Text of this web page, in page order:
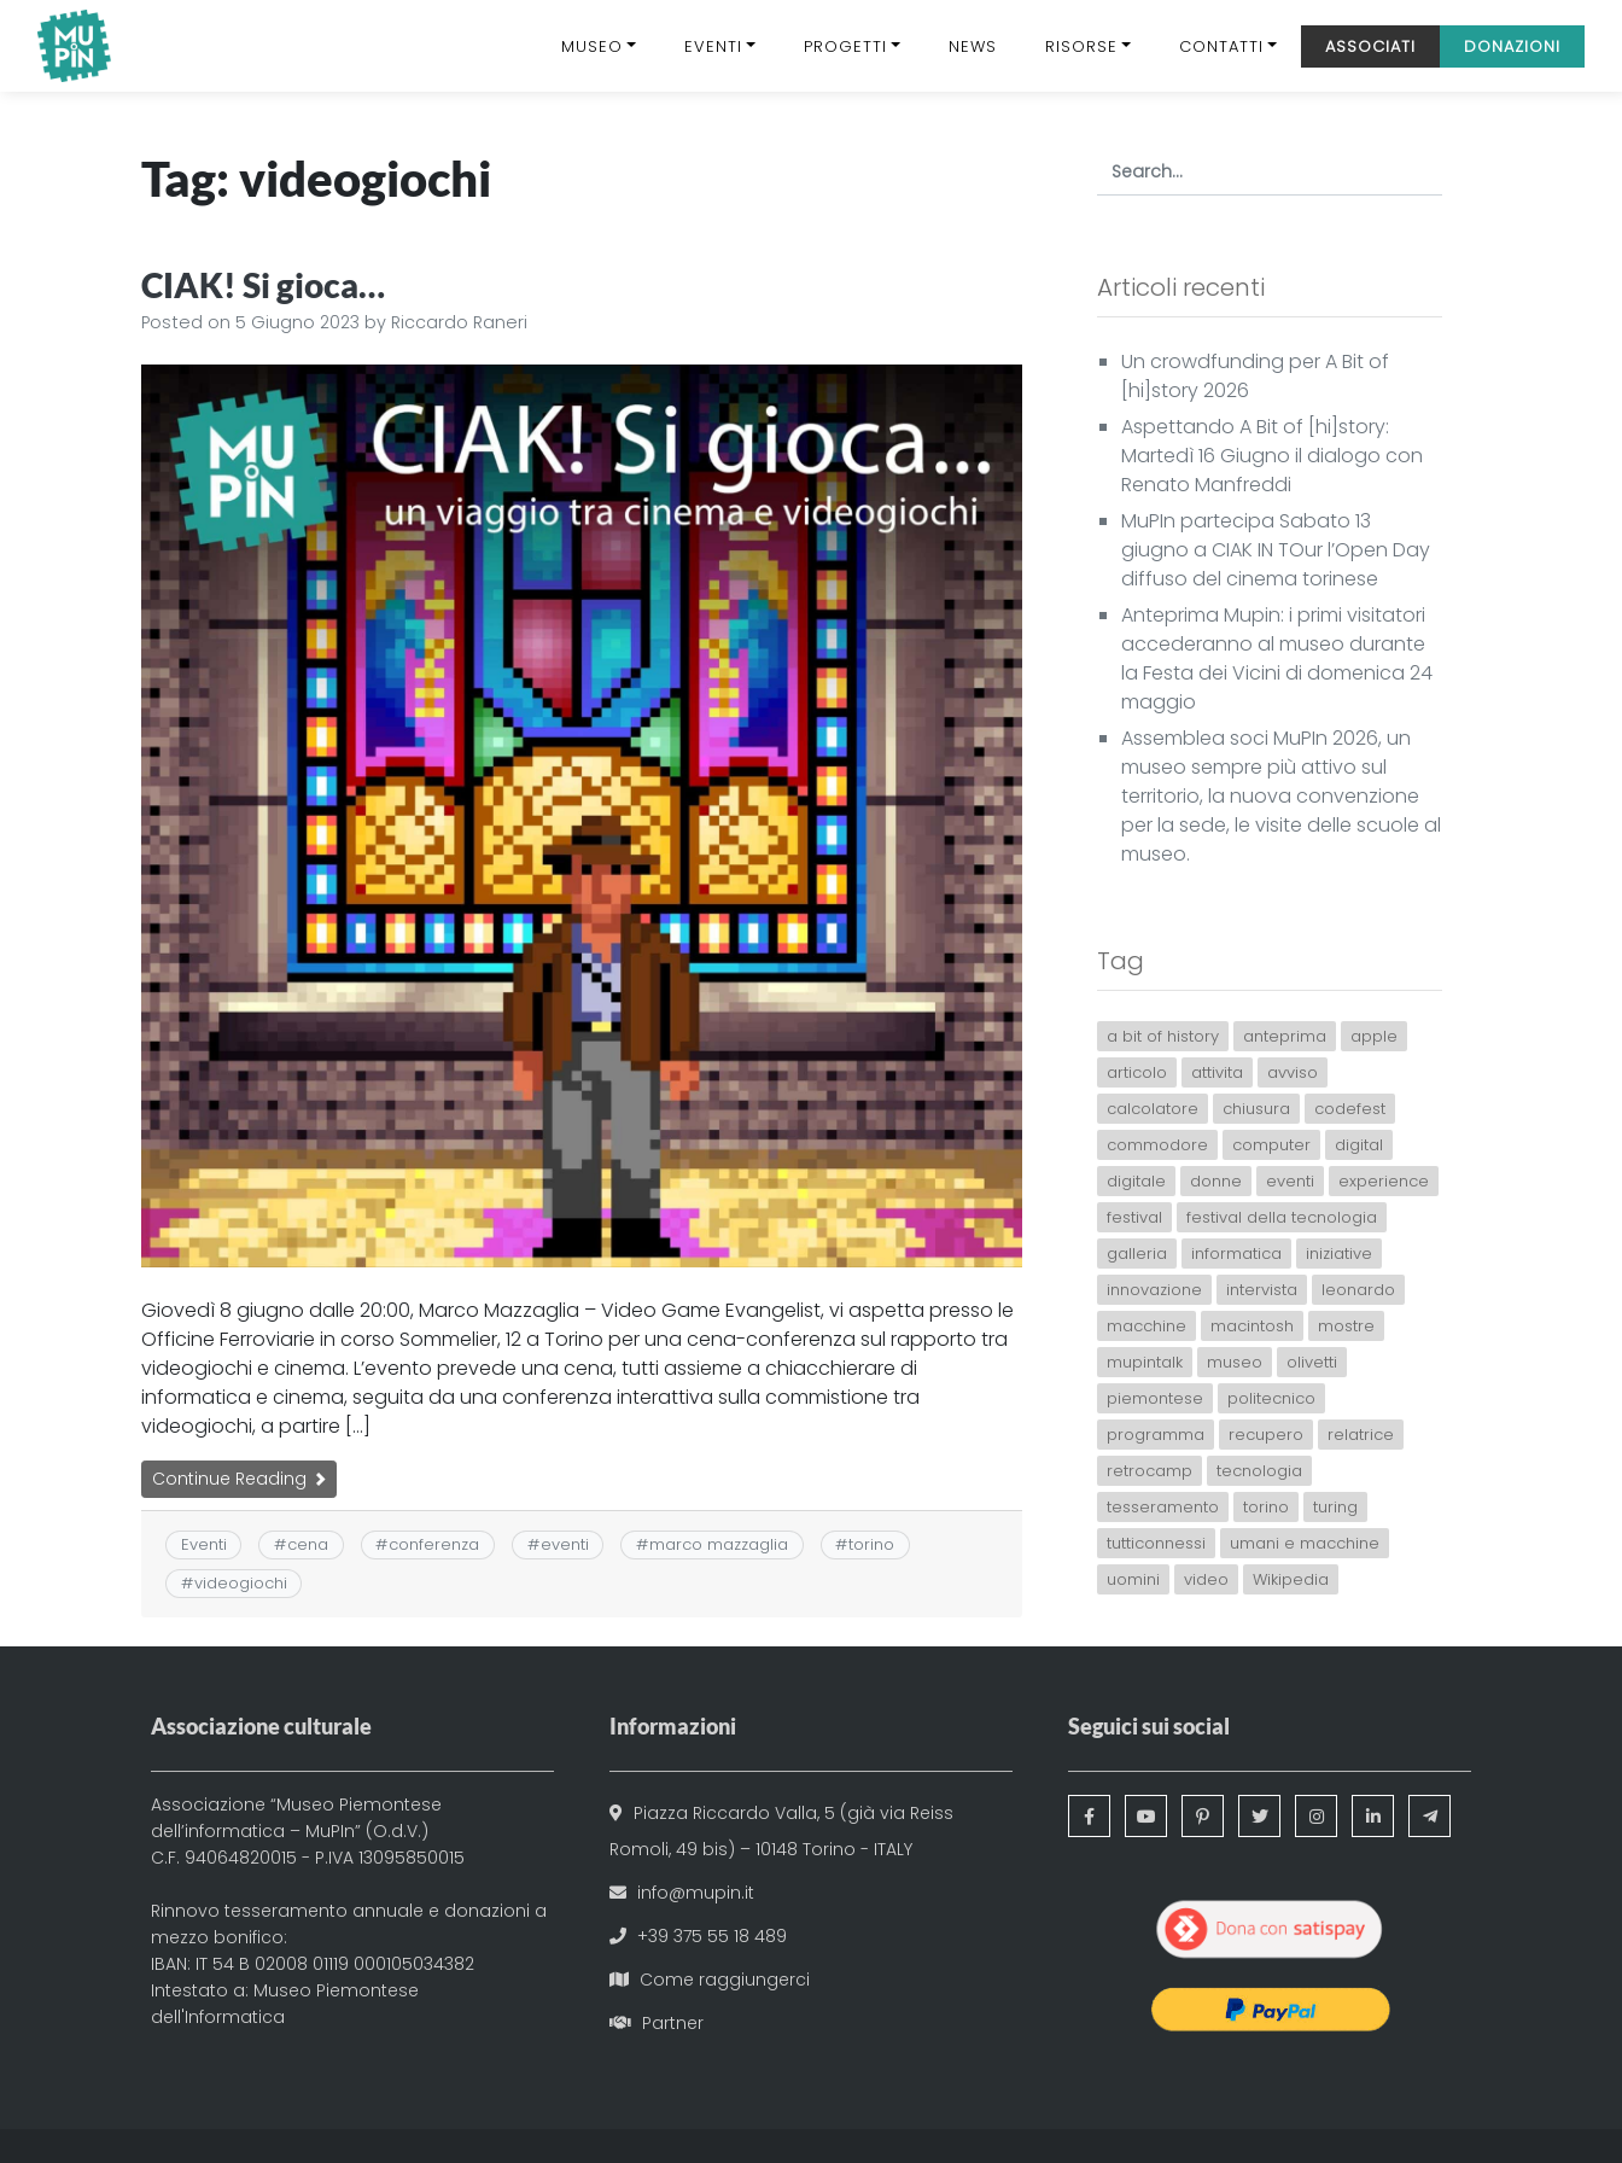
MUSEO EVENTI PROGETTI NEWS RISORSE CONTATTI ASSOCIATI DONAZIONI
Tag: videogiochi
CIAK! Si gioca…
Posted on 5 Giugno 2023 by Riccardo Raneri
Giovedì 8 giugno dalle 20:00, Marco Mazzaglia – Video Game Evangelist, vi aspetta presso le
Officine Ferroviarie in corso Sommelier, 12 a Torino per una cena-conferenza sul rapporto tra
videogiochi e cinema. L’evento prevede una cena, tutti assieme a chiacchierare di
informatica e cinema, seguita da una conferenza interattiva sulla commistione tra
videogiochi, a partire […]
Continue Reading
Eventi #cena #conferenza #eventi #marco mazzaglia #torino
#videogiochi
Articoli recenti
Un crowdfunding per A Bit of
[hi]story 2026
Aspettando A Bit of [hi]story:
Martedì 16 Giugno il dialogo con
Renato Manfreddi
MuPIn partecipa Sabato 13
giugno a CIAK IN TOur l’Open Day
diffuso del cinema torinese
Anteprima Mupin: i primi visitatori
accederanno al museo durante
la Festa dei Vicini di domenica 24
maggio
Assemblea soci MuPIn 2026, un
museo sempre più attivo sul
territorio, la nuova convenzione
per la sede, le visite delle scuole al
museo.
Tag
a bit of history anteprima
apple
articolo
attivita
avviso
calcolatore
chiusura
codefest
commodore
computer
digital
digitale
donne eventi
experience
festival
festival della tecnologia
galleria
informatica
iniziative
innovazione
intervista
leonardo
macchine
macintosh
mostre
mupintalk
museo
olivetti
piemontese
politecnico
programma
recupero
relatrice
retrocamp
tecnologia
tesseramento
torino
turing
tutticonnessi
umani e macchine
uomini
video Wikipedia
Associazione culturale
Associazione “Museo Piemontese
dell’informatica – MuPIn” (O.d.V.)
C.F. 94064820015 - P.IVA 13095850015
Rinnovo tesseramento annuale e donazioni a
mezzo bonifico:
IBAN: IT 54 B 02008 01119 000105034382
Intestato a: Museo Piemontese
dell'Informatica
Informazioni
Piazza Riccardo Valla, 5 (già via Reiss
Romoli, 49 bis) – 10148 Torino - ITALY
info@mupin.it
+39 375 55 18 489
Come raggiungerci
Partner
Seguici sui social